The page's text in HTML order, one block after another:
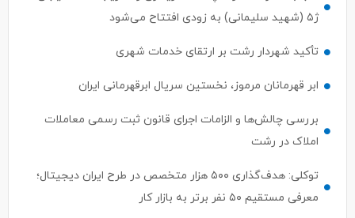
ژ۵ (شهید سلیمانی) به زودی افتتاح می‌شود
تأکید شهردار رشت بر ارتقای خدمات شهری
ابر قهرمانان مرموز، نخستین سریال ابرقهرمانی ایران
بررسی چالش‌ها و الزامات اجرای قانون ثبت رسمی معاملات
املاک در رشت
توکلی: هدف‌گذاری ۵۰۰ هزار متخصص در طرح ایران دیجیتال؛
معرفی مستقیم ۵۰ نفر برتر به بازار کار